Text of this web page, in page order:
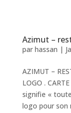
Azimut –
par hassan |
AZIMUT –
LOGO .
signifie «
logo pour son